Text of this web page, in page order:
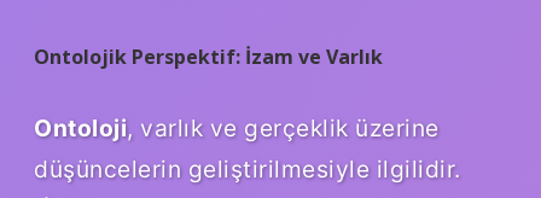
Ontolojik Perspektif: İzam ve Varlık
Ontoloji, varlık ve gerçeklik üzerine
düşüncelerin geliştirilmesiyle ilgilidir.